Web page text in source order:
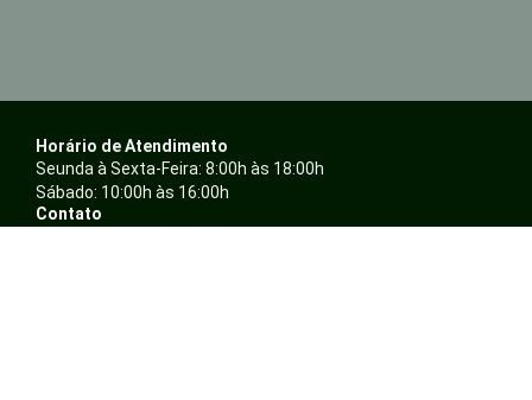
Horário de Atendimento
Seunda à Sexta-Feira: 8:00h às 18:00h
Sábado: 10:00h às 16:00h
Contato